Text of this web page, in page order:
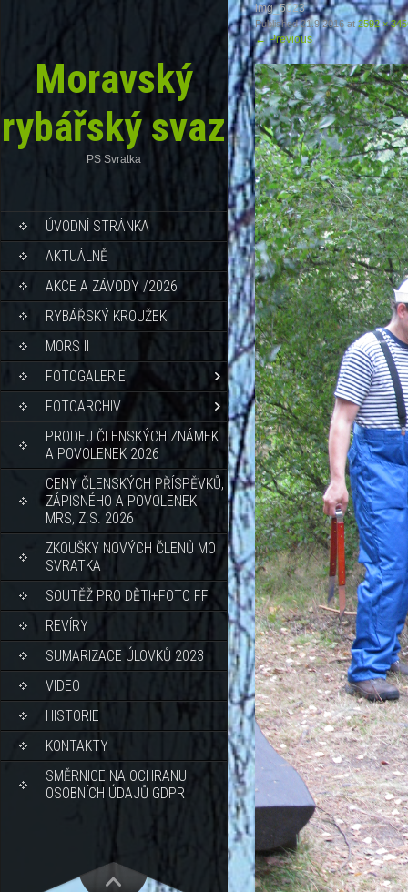
Moravský
rybářský svaz
PS Svratka
ÚVODNÍ STRÁNKA
AKTUÁLNĚ
AKCE A ZÁVODY /2026
RYBÁŘSKÝ KROUŽEK
MORS II
FOTOGALERIE
FOTOARCHIV
PRODEJ ČLENSKÝCH ZNÁMEK
A POVOLENEK 2026
CENY ČLENSKÝCH PŘÍSPĚVKŮ,
ZÁPISNÉHO A POVOLENEK
MRS, Z.S. 2026
ZKOUŠKY NOVÝCH ČLENŮ MO
SVRATKA
SOUTĚŽ PRO DĚTI+FOTO FF
REVÍRY
SUMARIZACE ÚLOVKŮ 2023
VIDEO
HISTORIE
KONTAKTY
SMĚRNICE NA OCHRANU
OSOBNÍCH ÚDAJŮ GDPR
img_5023
Published21.9.2016at2592 ×
←Previous